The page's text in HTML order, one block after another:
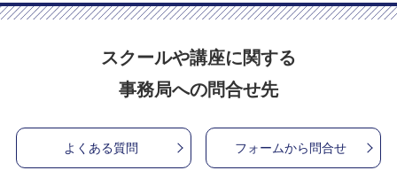
スクールや講座に関する
事務局への問合せ先
よくある質問 フォームから問合せ